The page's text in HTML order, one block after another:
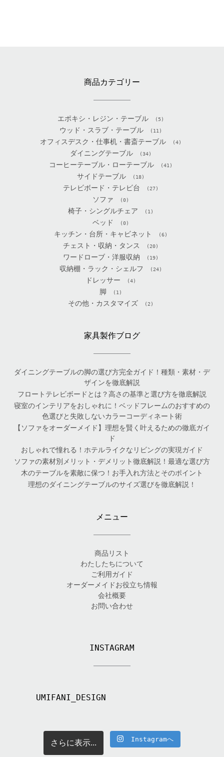
商品カテゴリー
エポキシ・レジン・テーブル (5)
ウッド・スラブ・テーブル (11)
オフィスデスク・仕事机・書斎テーブル (4)
ダイニングテーブル (34)
コーヒーテーブル・ローテーブル (41)
サイドテーブル (18)
テレビボード・テレビ台 (27)
ソファ (0)
椅子・シングルチェア (1)
ベッド (0)
キッチン・台所・キャビネット (6)
チェスト・収納・タンス (20)
ワードローブ・洋服収納 (19)
収納棚・ラック・シェルフ (24)
ドレッサー (4)
脚 (1)
その他・カスタマイズ (2)
家具製作ブログ
ダイニングテーブルの脚の選び方完全ガイド！種類・素材・デ
ザインを徹底解説
フロートテレビボードとは？高さの基準と選び方を徹底解説
寝室のインテリアをおしゃれに！ベッドフレームのおすすめの
色選びと失敗しないカラーコーディネート術
【ソファをオーダーメイド】理想を賢く叶えるための徹底ガイ
ド
おしゃれで憧れる！ホテルライクなリビングの実現ガイド
ソファの素材別メリット・デメリット徹底解説！最適な選び方
木のテーブルを素敵に保つ！お手入れ方法とそのポイント
理想のダイニングテーブルのサイズ選びを徹底解説！
メニュー
商品リスト
わたしたちについて
ご利用ガイド
オーダーメイドお役立ち情報
会社概要
お問い合わせ
INSTAGRAM
UMIFANI_DESIGN
さらに表示... Instagramへ